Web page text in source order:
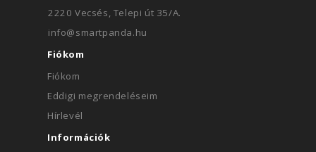
2220 Vecsés, Telepi út 35/A.
info@smartpanda.hu
Fiókom
Fiókom
Eddigi megrendeléseim
Hírlevél
Információk